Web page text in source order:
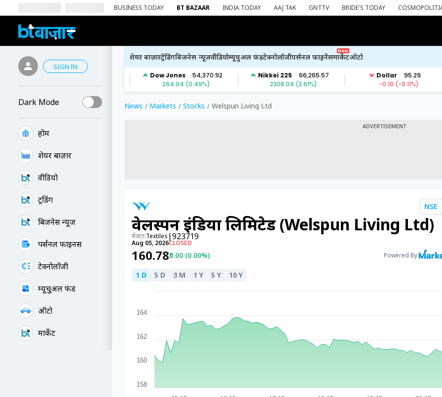
BUSINESS TODAY BT BAZAAR INDIA TODAY AAJ TAK GNTTV BRIDE'S TODAY
SIGN IN
Dark Mode
होम
शेयर बाज़ार
वीडियो
ट्रेंडिंग
बिजनेस न्यूज
पर्सनल फाइनेंस
टेक्नोलॉजी
म्यूचु्अल फंड
ऑटो
मार्केट
शेयर बाज़ारट्रेंडिंगबिजनेस न्यूजवीडियोम्यूचुअल फंडटेक्नोलॉजीपर्सनल फाइनेंस
New
मार्केटऑटो
News Markets Stocks Welspun Living Ltd
ADVERTISEMENT
NSE
वेलस्पन इंडिया लिमिटेड (Welspun Living Ltd)
सेक्टर:Textiles |923719
Aug 05, 2026CLOSED
₹160.78₹0.00 (0.00%) Powered By:
1 D 5 D 3 M 1 Y 5 Y 10 Y
158
160
162
164